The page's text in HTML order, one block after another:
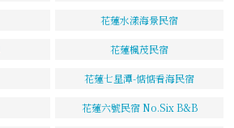
花蓮水漾海景民宿
花蓮楓茂民宿
花蓮七星潭-惦惦看海民宿
花蓮六號民宿 No.Six B&B